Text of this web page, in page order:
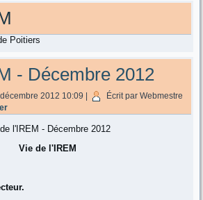
Poitiers
- Décembre 2012
2012 10:09 |
Écrit par Webmestre
l'IREM - Décembre 2012
Vie de l'IREM